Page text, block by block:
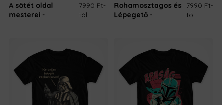
A sötét oldal
mesterei
7990 Ft-
tól
Rohamosztagos és
Lépegető
7990 Ft-
tól